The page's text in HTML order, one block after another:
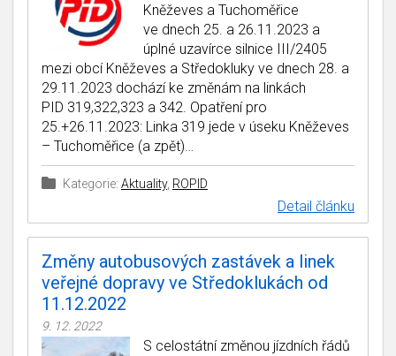
Kněževes a Tuchoměřice
ve dnech 25. a 26.11.2023 a
úplné uzavírce silnice III/2405
mezi obcí Kněževes a Středokluky ve dnech 28. a
29.11.2023 dochází ke změnám na linkách
PID 319,322,323 a 342. Opatření pro
25.+26.11.2023: Linka 319 jede v úseku Kněževes
– Tuchoměřice (a zpět)…
Kategorie: Aktuality, ROPID
Detail článku
Změny autobusových zastávek a linek
veřejné dopravy ve Středoklukách od
11.12.2022
9. 12. 2022
S celostátní změnou jízdních řádů